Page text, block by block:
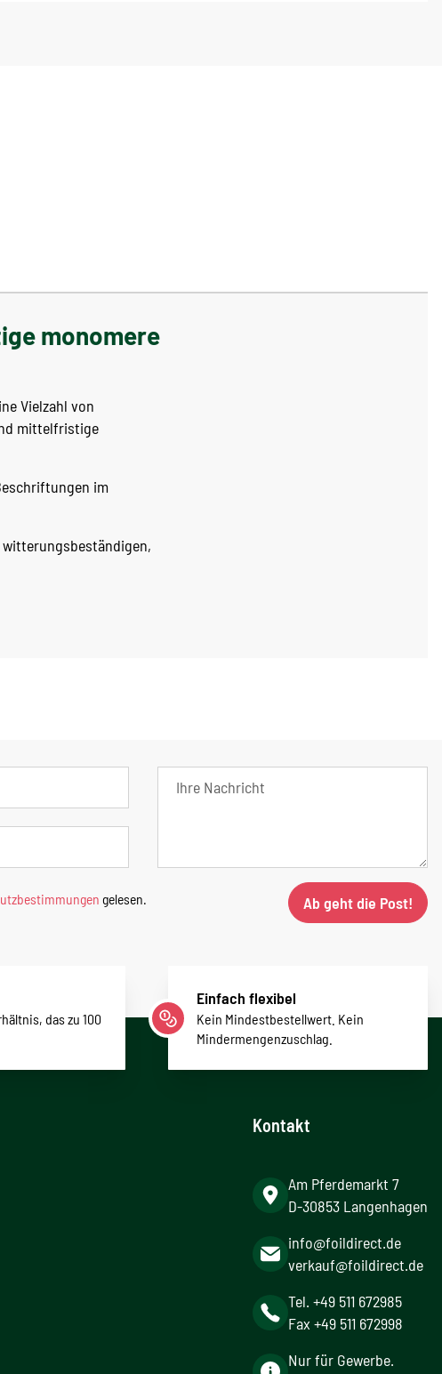
monomere
Vielzahl von
mittelfristige
im
gelesen. Ab geht die Post!
das zu 100
Einfach flexibel
Kein Mindestbestellwert. Kein
Mindermengenzuschlag.
Kontakt
Am Pferdemarkt 7
D-30853 Langenhagen
info@foildirect.de
verkauf@foildirect.de
Tel. +49 511 672985
Fax +49 511 672998
Nur für Gewerbe.